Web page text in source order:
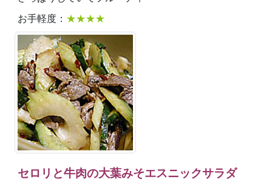
お手軽度： ★★★★
セロリと牛肉の大葉みそエスニックサラダ